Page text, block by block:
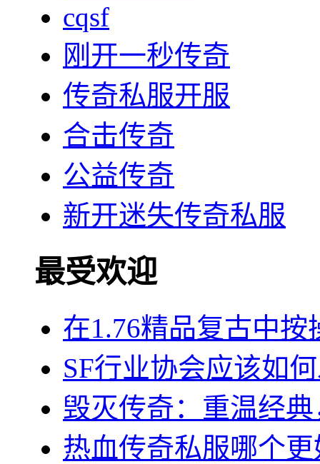
cqsf
刚开一秒传奇
传奇私服开服
合击传奇
公益传奇
新开迷失传奇私服
最受欢迎
在1.76精品复古中
SF行业协会应该如
毁灭传奇：重温经
热血传奇私服哪个